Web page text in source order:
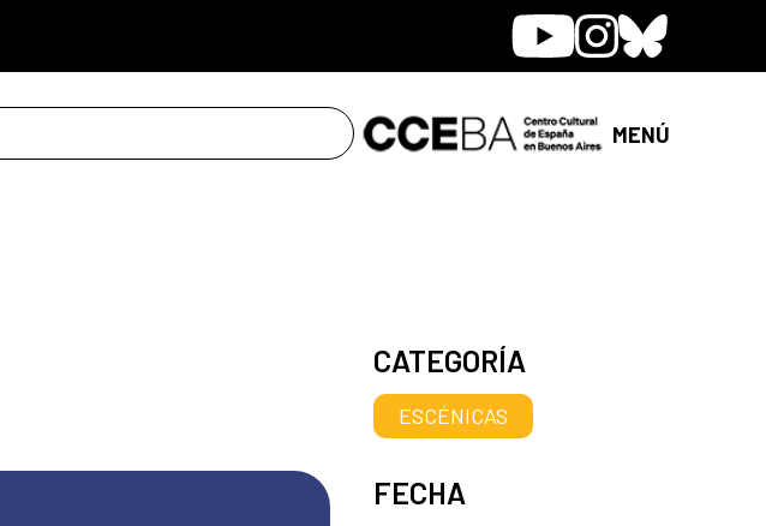
YoutubeInstagram
Bluesky
MENÚ
CATEGORÍA
ESCÉNICAS
FECHA